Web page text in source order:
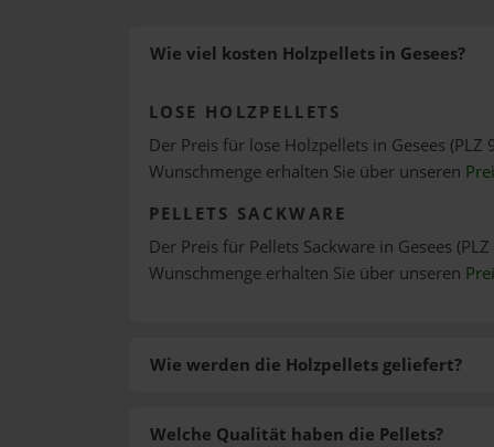
Wie viel kosten Holzpellets in Gesees?
LOSE HOLZPELLETS
Der Preis für lose Holzpellets in Gesees
Wunschmenge erhalten Sie über unseren
PELLETS SACKWARE
Der Preis für Pellets Sackware in Gesees
Wunschmenge erhalten Sie über unseren
Wie werden die Holzpellets geliefert?
Welche Qualität haben die Pellets?